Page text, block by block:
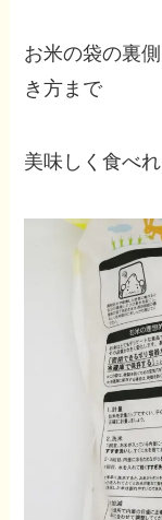
お米の袋の裏
き方まで
美味しく食べ